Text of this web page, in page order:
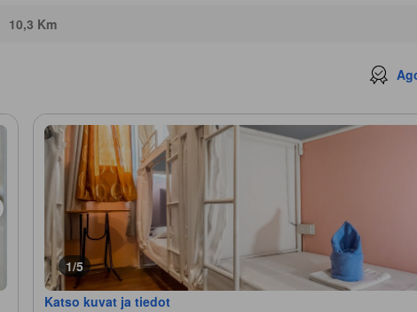
10,3 Km
1/5
Katso kuvat ja tiedot